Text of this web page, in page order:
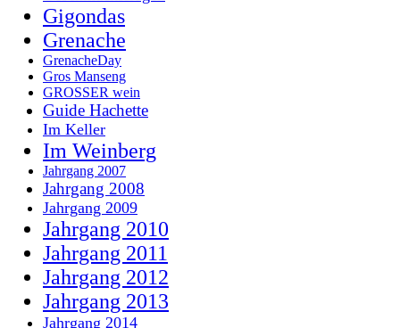
Gigondas
Grenache
GrenacheDay
Gros Manseng
GROSSER wein
Guide Hachette
Im Keller
Im Weinberg
Jahrgang 2007
Jahrgang 2008
Jahrgang 2009
Jahrgang 2010
Jahrgang 2011
Jahrgang 2012
Jahrgang 2013
Jahrgang 2014